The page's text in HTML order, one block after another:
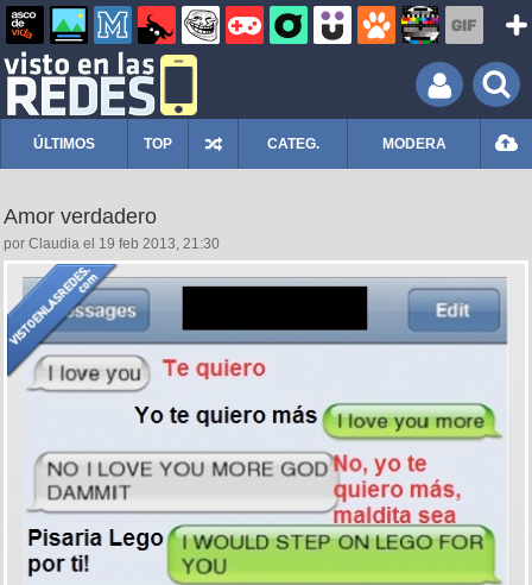
ÚLTIMOS TOP CATEG. MODERA
Amor verdadero
por Claudia el 19 feb 2013, 21:30